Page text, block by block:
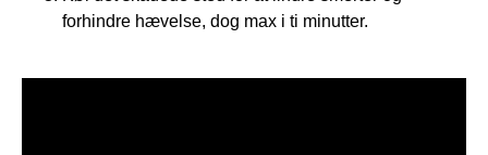
forhindre hævelse, dog max i ti minutter.